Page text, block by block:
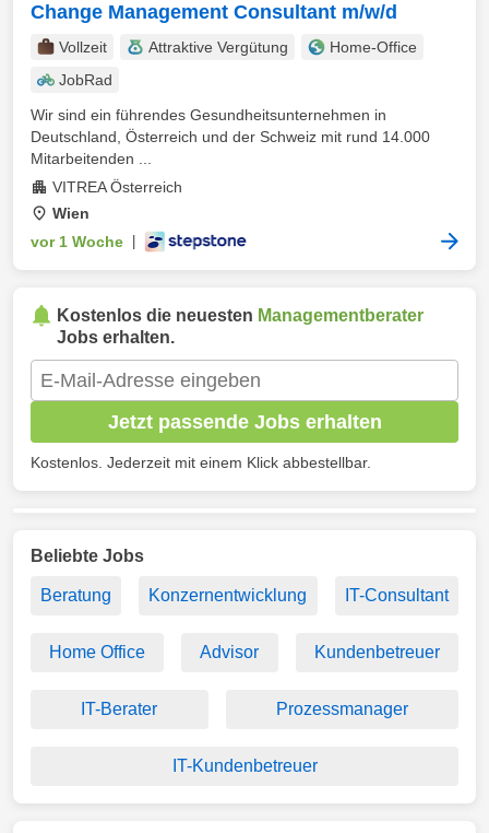
Change Management Consultant m/w/d
Vollzeit Attraktive Vergütung
Home-Office
JobRad
Wir sind ein führendes Gesundheitsunternehmen in
Deutschland, Österreich und der Schweiz mit rund 14.000
Mitarbeitenden ...
VITREA Österreich
Wien
vor 1 Woche
Kostenlos die neuesten Managementberater
Jobs erhalten.
Jetzt passende Jobs erhalten
Kostenlos. Jederzeit mit einem Klick abbestellbar.
Beliebte Jobs
Beratung Konzernentwicklung IT-Consultant
Home Office Advisor Kundenbetreuer
IT-Berater Prozessmanager
IT-Kundenbetreuer